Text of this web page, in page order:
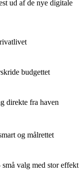
ud af de nye digitale
budgettet
direkte fra haven
og målrettet
valg med stor effekt